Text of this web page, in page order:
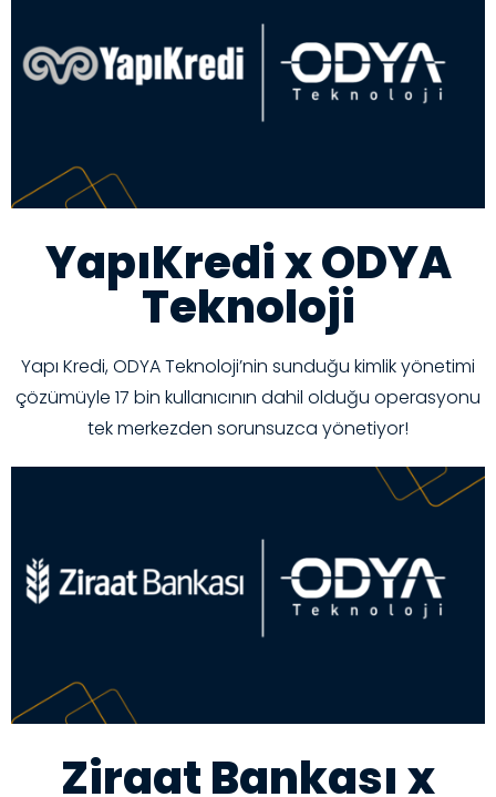
YapıKredi x ODYA
Teknoloji
Yapı Kredi, ODYA Teknoloji’nin sunduğu kimlik yönetimi
çözümüyle 17 bin kullanıcının dahil olduğu operasyonu
tek merkezden sorunsuzca yönetiyor!
Ziraat Bankası x